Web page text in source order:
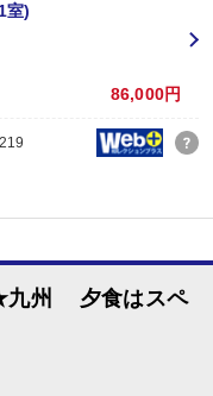
熟されたレストラン。
のディナーはドラマティック
人一人がそれぞれの“時”の
ース
入れ状況により内容を変更
はワンプレートディナーをご
室)
86,000円
九州 夕食はスペ